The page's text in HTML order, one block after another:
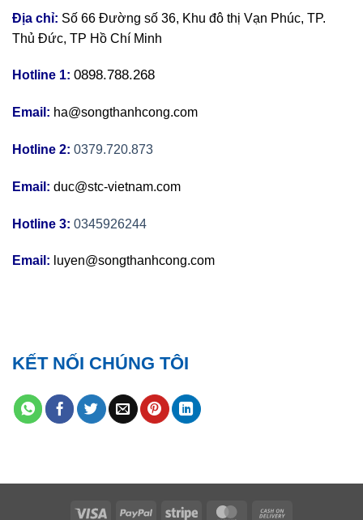
Địa chỉ: Số 66 Đường số 36, Khu đô thị Vạn Phúc, TP.
Thủ Đức, TP Hồ Chí Minh
Hotline 1: 0898.788.268
Email: ha@songthanhcong.com
Hotline 2: 0379.720.873
Email: duc@stc-vietnam.com
Hotline 3: 0345926244
Email: luyen@songthanhcong.com
KẾT NỐI CHÚNG TÔI
Visa PayPal Stripe MasterCard